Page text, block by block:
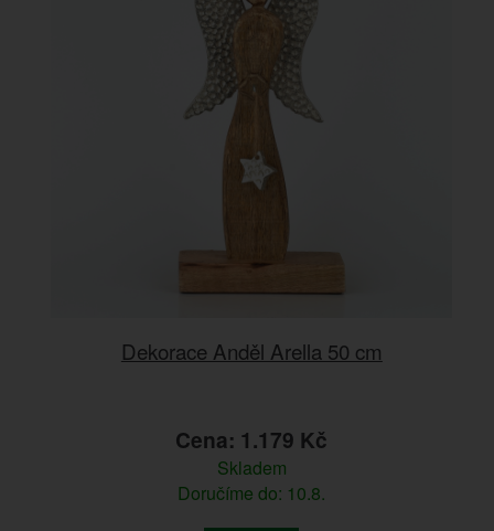
Dekorace Anděl Arella 50 cm
Cena: 1.179 Kč
Skladem
Doručíme do: 10.8.